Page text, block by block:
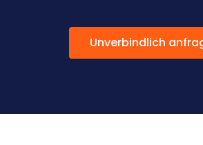
Unverbindlich